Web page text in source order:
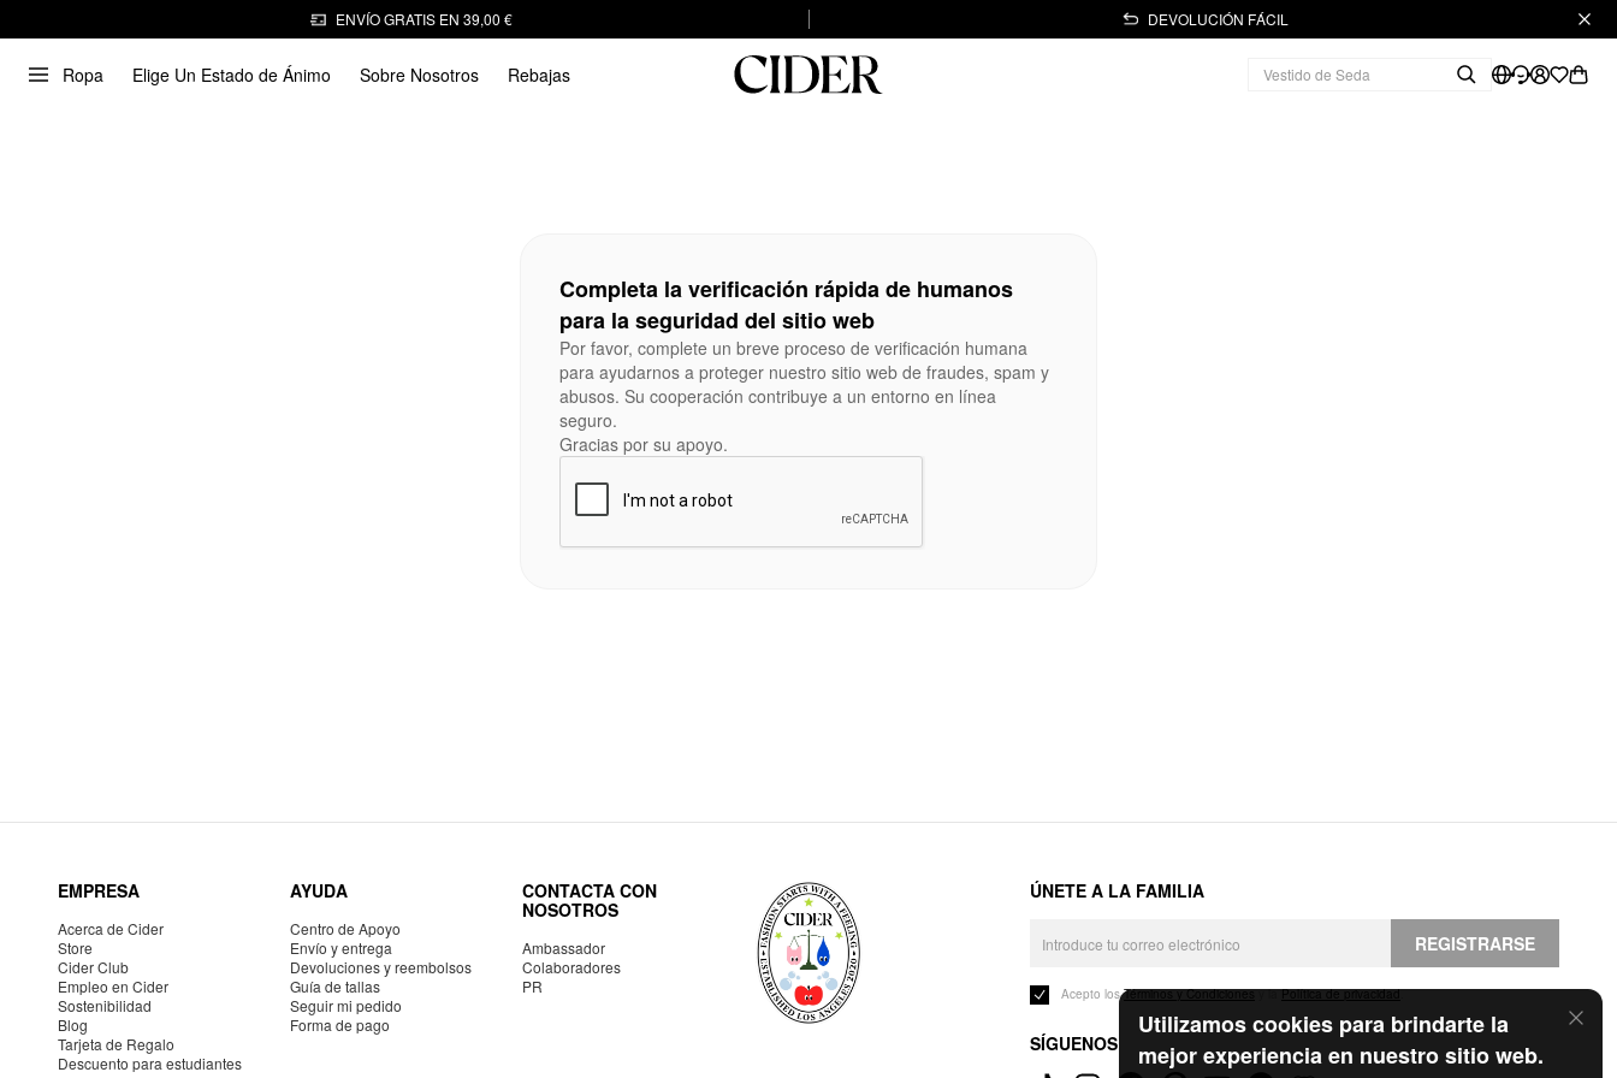
ENVÍO GRATIS EN 39,00 € DEVOLUCIÓN FÁCIL
Ropa Elige Un Estado de Ánimo Sobre Nosotros Rebajas
Utilizamos cookies para brindarte la
mejor experiencia en nuestro sitio web.
Completa la verificación rápida de humanos
para la seguridad del sitio web
Por favor, complete un breve proceso de verificación humana
para ayudarnos a proteger nuestro sitio web de fraudes, spam y
abusos. Su cooperación contribuye a un entorno en línea
seguro.
Gracias por su apoyo.
EMPRESA
Acerca de Cider
Store
Cider Club
Empleo en Cider
Sostenibilidad
Blog
Tarjeta de Regalo
Descuento para estudiantes
AYUDA
Centro de Apoyo
Envío y entrega
Devoluciones y reembolsos
Guía de tallas
Seguir mi pedido
Forma de pago
CONTACTA CON
NOSOTROS
Ambassador
Colaboradores
PR
ÚNETE A LA FAMILIA
REGISTRARSE
Acepto losTérminos y Condicionesy laPolítica de privacidad.
SÍGUENOS